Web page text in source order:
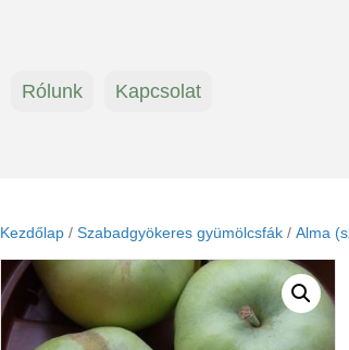
Rólunk Kapcsolat
Kezdőlap / Szabadgyökeres gyümölcsfák / Alma